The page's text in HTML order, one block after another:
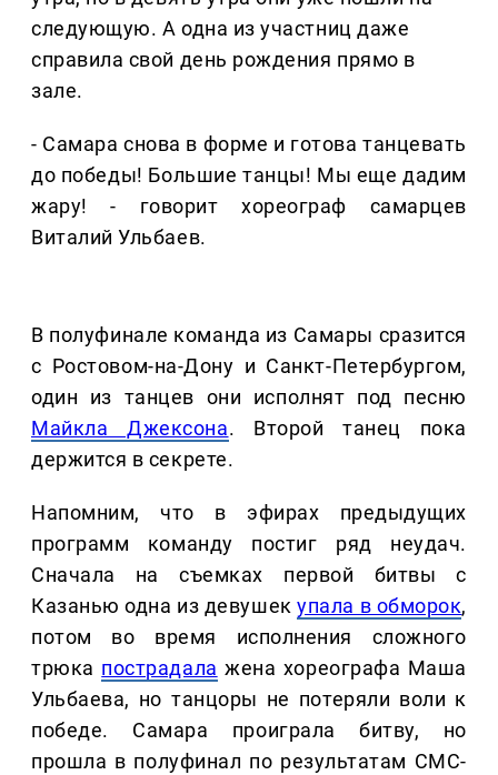
следующую. А одна из участниц даже
справила свой день рождения прямо в
зале.
- Самара снова в форме и готова танцевать
до победы! Большие танцы! Мы еще дадим
жару! - говорит хореограф самарцев
Виталий Ульбаев.
В полуфинале команда из Самары сразится
с Ростовом-на-Дону и Санкт-Петербургом,
один из танцев они исполнят под песню
Майкла Джексона. Второй танец пока
держится в секрете.
Напомним, что в эфирах предыдущих
программ команду постиг ряд неудач.
Сначала на съемках первой битвы с
Казанью одна из девушекупала в обморок,
потом во время исполнения сложного
трюка пострадала жена хореографа Маша
Ульбаева, но танцоры не потеряли воли к
победе. Самара проиграла битву, но
прошла в полуфинал по результатам СМС-